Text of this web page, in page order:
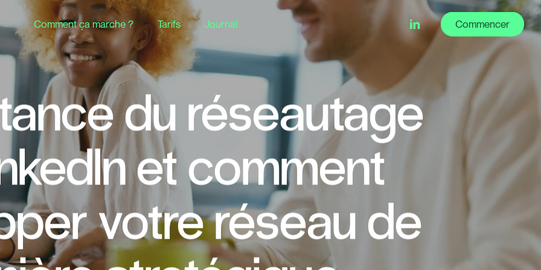
Comment ça marche ? Tarifs Journal linkedin Commencer
du réseautage
et comment
votre réseau de